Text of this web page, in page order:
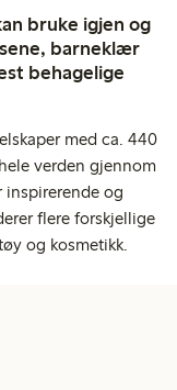
bruke igjen og
barneklær
behagelige
med ca. 440
verden gjennom
og
flere forskjellige
og kosmetikk.